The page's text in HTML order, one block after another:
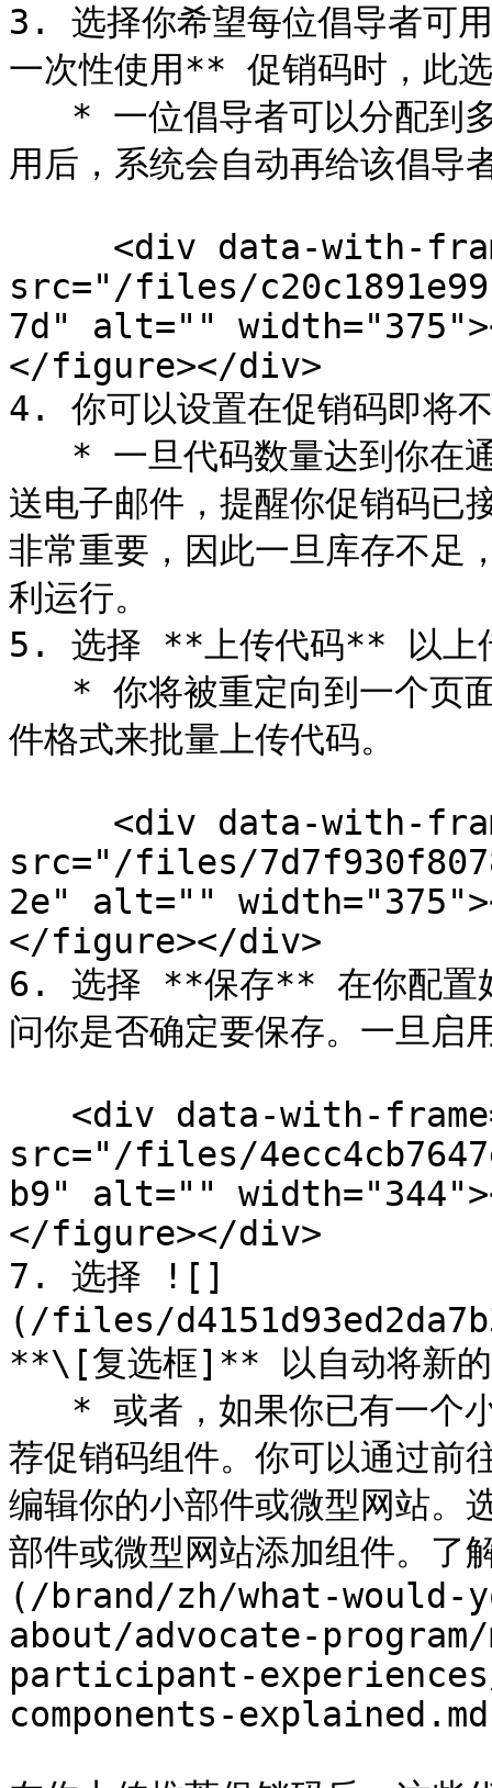
3. 选择你希望每位倡导者可
一次性使用** 促销码时，此
用后，系统会自动再给该倡导
src="/files/
7d" alt=""
</figure></div>
4. 你可以设置在促销码即将
送电子邮件，提醒你促销码已
非常重要，因此一旦库存不足
利运行。
5. 选择 **上传代码** 以上
件格式来批量上传代码。
src="/files/
2e" alt=""
</figure></div>
6. 选择 **保存** 在你配置好
问你是否确定要保存。一旦启
src="/files/
b9" alt=""
</figure></div>
7. 选择 ![]
(/files/
**\[复选框]** 以自动将新的
荐促销码组件。你可以通过
编辑你的小部件或微型网站
部件或微型网站添加组件。
(/brand/zh/what-
about/advocate-program/
participant-
components-